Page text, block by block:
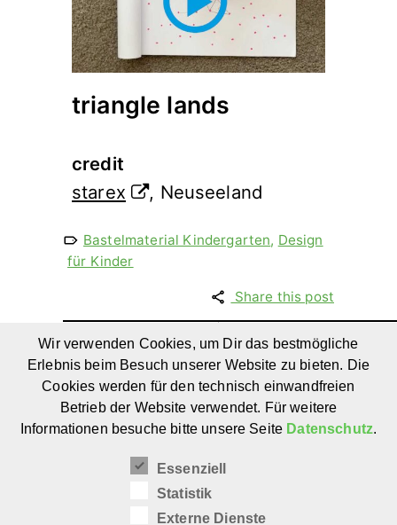
triangle lands
credit
starex
, Neuseeland
Bastelmaterial Kindergarten, Design
für Kinder
Share this post
Im Garten von
Oma Apo –
Farbenfrohe
Kinderliteratur
Hui und Pfui
für Kinder ab 5
Wir verwenden Cookies, um Dir das bestmögliche
Erlebnis beim Besuch unserer Website zu bieten. Die
Cookies werden für den technisch einwandfreien
Betrieb der Website verwendet. Für weitere
Informationen besuche bitte unsere Seite Datenschutz.
Essenziell
Statistik
Externe Dienste